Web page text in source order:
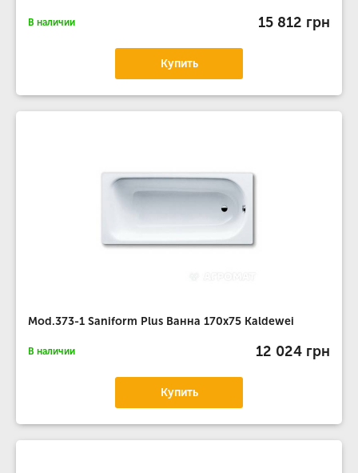
В наличии 15 812 грн
Купить
Mod.373-1 Saniform Plus Ванна 170х75 Kaldewei
В наличии 12 024 грн
Купить